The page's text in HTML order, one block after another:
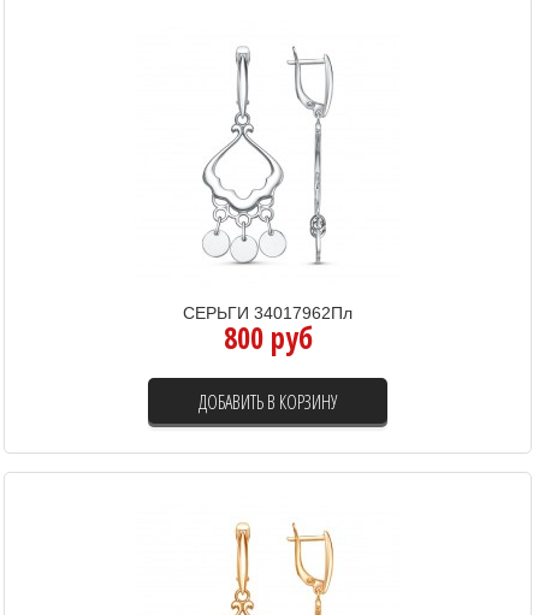
СЕРЬГИ 34017962Пл
800 руб
ДОБАВИТЬ В КОРЗИНУ